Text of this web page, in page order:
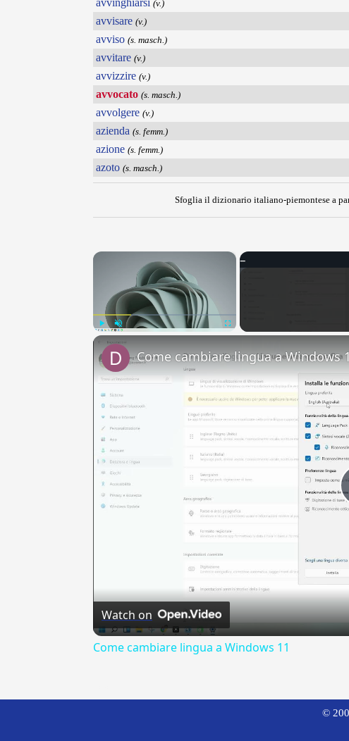
avvinghiarsi (v.)
avvisare (v.)
avviso (s. masch.)
avvitare (v.)
avvizzire (v.)
avvocato (s. masch.)
avvolgere (v.)
azienda (s. femm.)
azione (s. femm.)
azoto (s. masch.)
Sfoglia il dizionario italiano-piemontese a
×
Come cambiare lingua a Windows
Watch on
Come cambiare lingua a Windows 11
©